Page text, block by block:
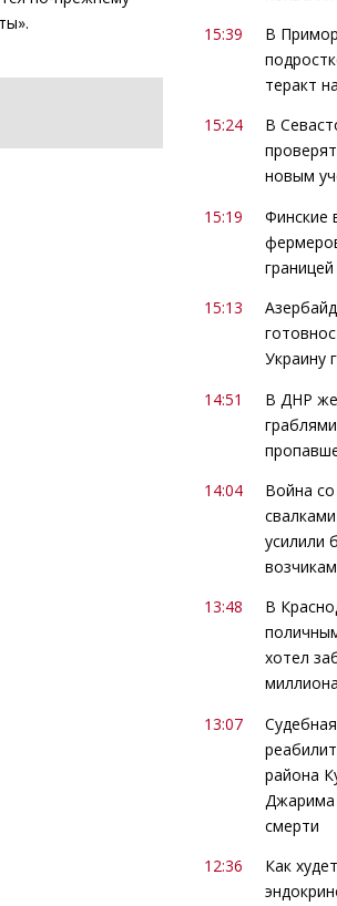
15:39
В
теракт
15:24
В
новым
15:19
Финские
15:13
Украину
14:51
В ДНР
14:04
Война
усилили
13:48
В
хотел
миллиона
13:07
района
Джарима
смерти
12:36
Как